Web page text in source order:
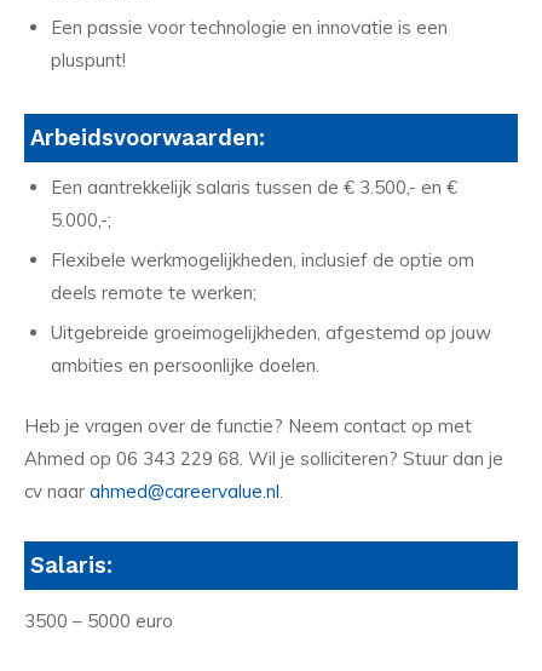
Een passie voor technologie en innovatie is een
pluspunt!
Arbeidsvoorwaarden:
Een aantrekkelijk salaris tussen de € 3.500,- en €
5.000,-;
Flexibele werkmogelijkheden, inclusief de optie om
deels remote te werken;
Uitgebreide groeimogelijkheden, afgestemd op jouw
ambities en persoonlijke doelen.
Heb je vragen over de functie? Neem contact op met
Ahmed op 06 343 229 68. Wil je solliciteren? Stuur dan je
cv naar ahmed@careervalue.nl
Salaris:
3500 – 5000 euro